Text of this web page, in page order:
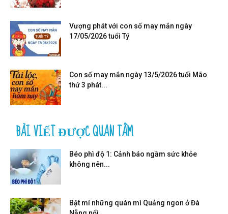
Vượng phát với con số may mắn ngày
17/05/2026 tuổi Tý
Con số may mắn ngày 13/5/2026 tuổi Mão
thứ 3 phát...
BÀI VIẾT ĐƯỢC QUAN TÂM
Béo phì độ 1: Cảnh báo ngầm sức khỏe
không nên...
Bật mí những quán mì Quảng ngon ở Đà